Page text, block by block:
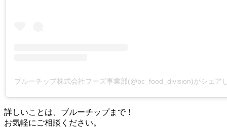
ブルーチップ株式会社フーズ事業部(@bc_food_division)がシェア
詳しいことは、ブルーチップまで！
お気軽にご相談ください。